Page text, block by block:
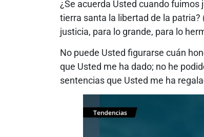
¿Se acuerda Usted cuando fuimos
tierra santa la libertad de la
justicia, para lo grande, para lo
No puede Usted figurarse cuán
que Usted me ha dado; no he
sentencias que Usted me ha